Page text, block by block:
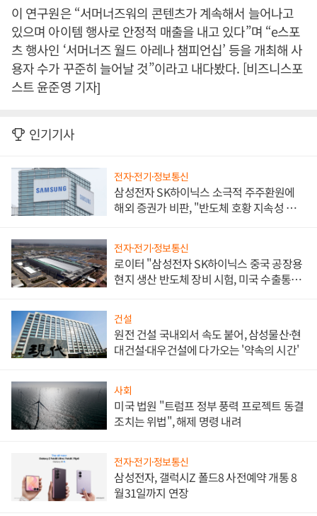
이 연구원은 “서머너즈워의 콘텐츠가 계속해서 늘어나고
있으며 아이템 행사로 안정적 매출을 내고 있다”며 “e스포
츠 행사인 ‘서머너즈 월드 아레나 챔피언십’ 등을 개최해 사
용자 수가 꾸준히 늘어날 것”이라고 내다봤다. [비즈니스포
스트 윤준영 기자]
인기기사
전자·전기·정보통신
삼성전자 SK하이닉스 소극적 주주환원에
해외 증권가 비판, "반도체 호황 지속성 의
전자·전기·정보통신
로이터 "삼성전자 SK하이닉스 중국 공장용
현지 생산 반도체 장비 시험, 미국 수출통제
건설
원전 건설 국내외서 속도 붙어, 삼성물산·현
대건설·대우건설에 다가오는 '약속의 시간'
사회
미국 법원 "트럼프 정부 풍력 프로젝트 동결
조치는 위법", 해제 명령 내려
전자·전기·정보통신
삼성전자, 갤럭시Z 폴드8 사전예약 개통 8
월31일까지 연장